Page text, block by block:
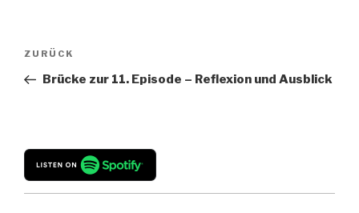
Beitragsnavigation
Vorheriger
Beitrag
ZURÜCK
Brücke zur 11. Episode – Reflexion und Ausblick